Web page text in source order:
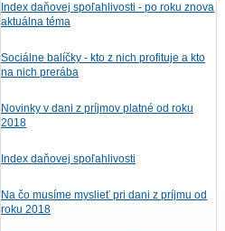
Index daňovej spoľahlivosti - po roku znova
aktuálna téma
Sociálne balíčky - kto z nich profituje a kto
na nich prerába
Novinky v dani z príjmov platné od roku
2018
Index daňovej spoľahlivosti
Na čo musíme myslieť pri dani z príjmu od
roku 2018